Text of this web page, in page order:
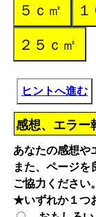
ヒントへ進む
感想、エラー
あなたの感想や
また、ページを
ご協力ください。
★いずれか１つ